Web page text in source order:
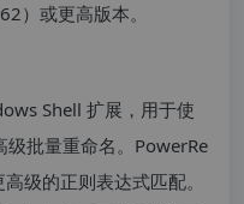
）或更高版本。
Shell 扩展，用于使
批量重命名。PowerRe
级的正则表达式匹配。